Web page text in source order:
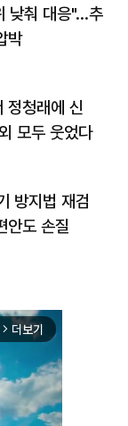
낮춰 대응"…추
박
정청래에 신
모두 웃었다
방지법 재검
안도 손질
arrow_forward_ios 더보기